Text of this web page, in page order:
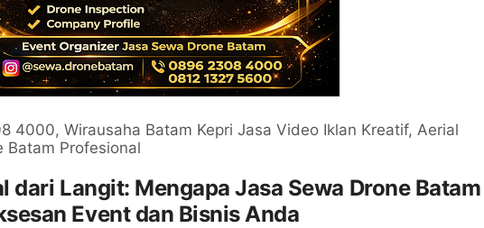
4000, Wirausaha Batam Kepri Jasa Video Iklan Kreatif, Aerial
Batam Profesional
dari Langit: Mengapa Jasa Sewa Drone Batam
Event dan Bisnis Anda